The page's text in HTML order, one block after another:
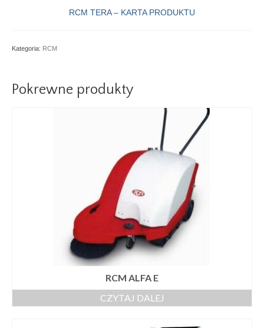
RCM TERA – KARTA PRODUKTU
Kategoria: RCM
Pokrewne produkty
RCM ALFA E
CZYTAJ DALEJ